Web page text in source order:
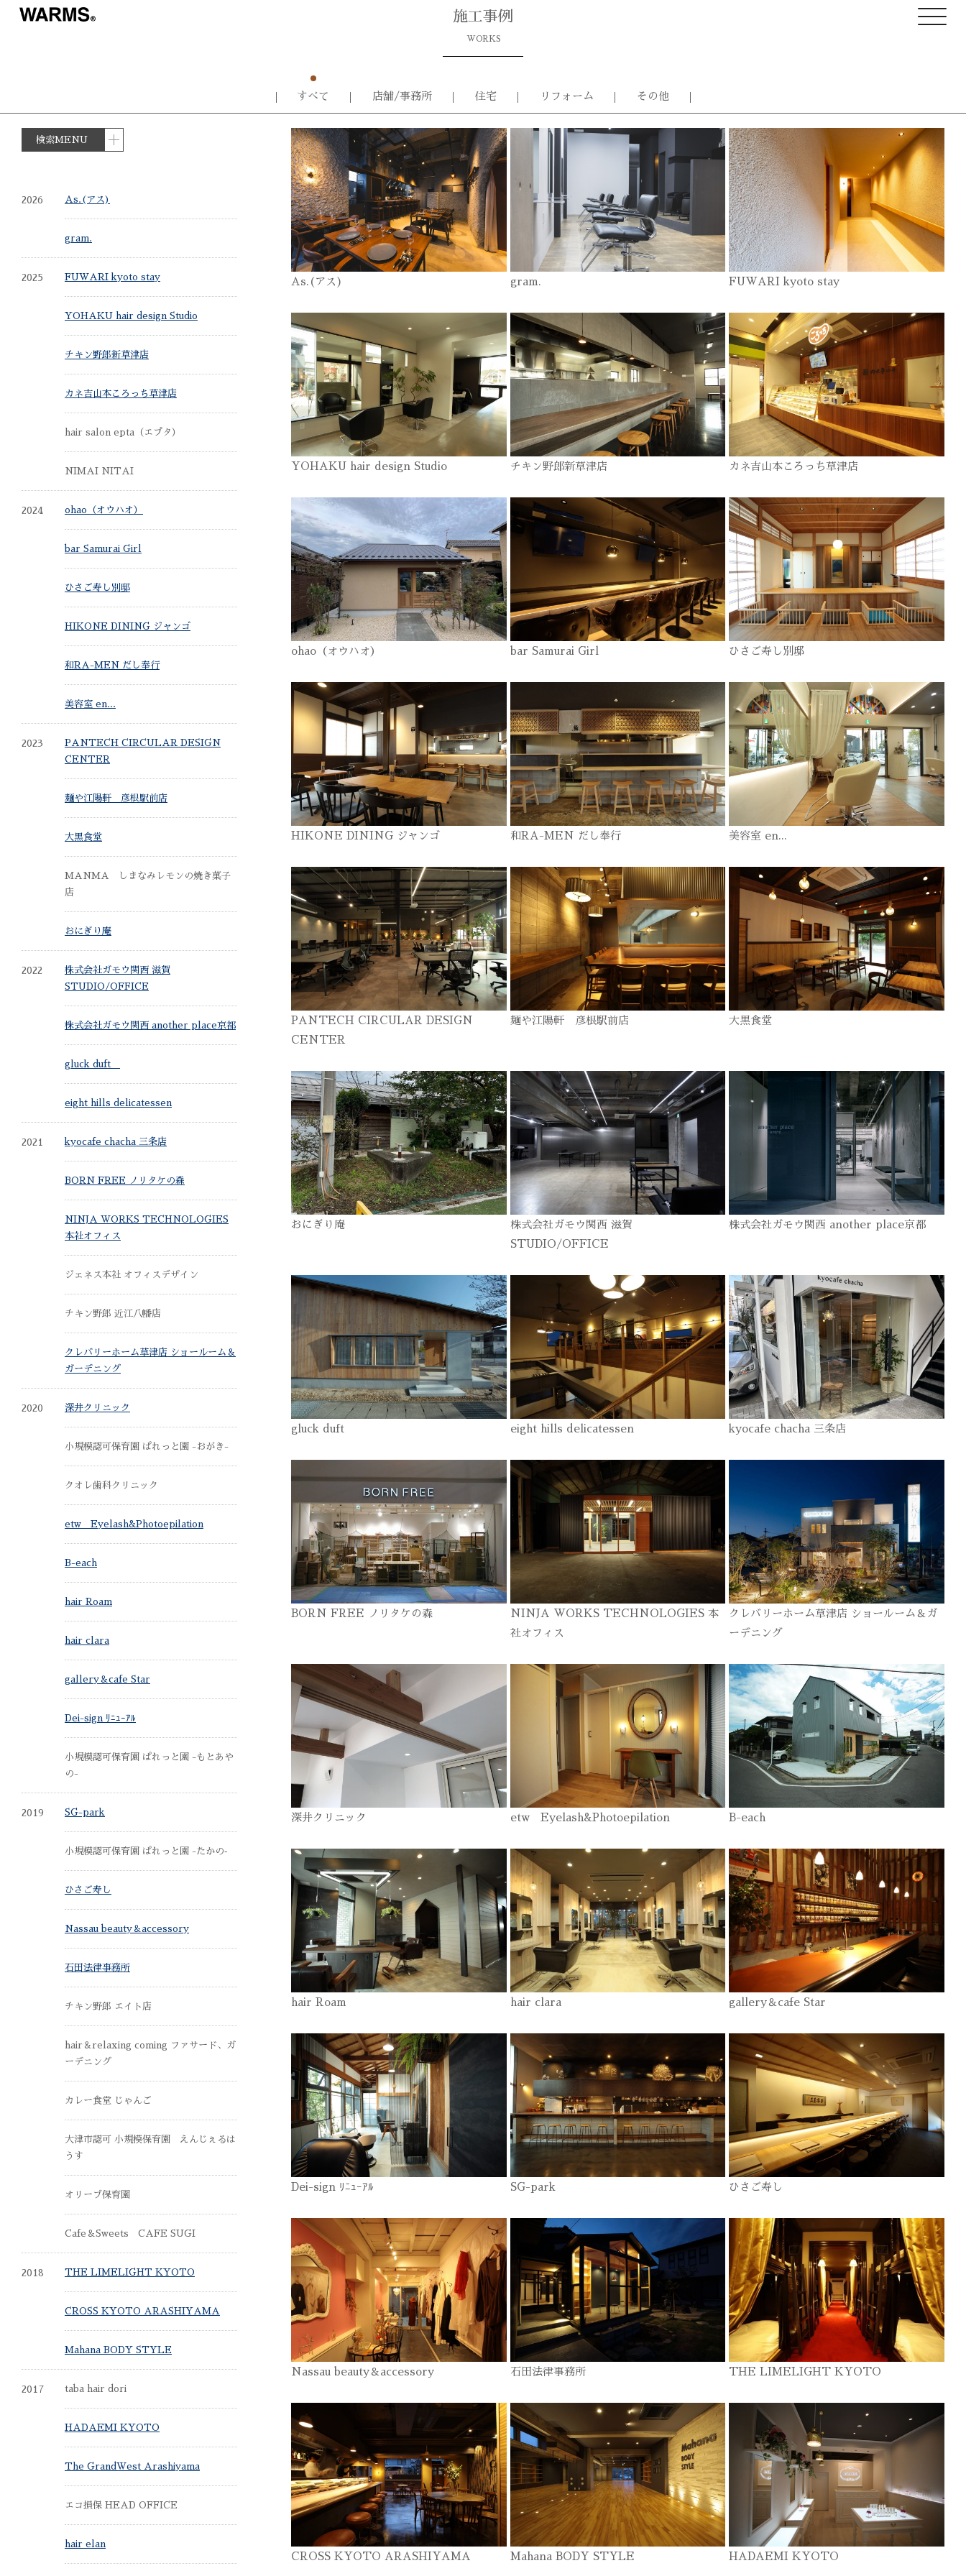
施工事例
WORKS
すべて 店舗/事務所 住宅 リフォーム その他
検索MENU
2026 As.(アス)
gram.
2025 FUWARI kyoto stay
YOHAKU hair design Studio
チキン野郎新草津店
カネ吉山本ころっち草津店
hair salon epta（エプタ）
NIMAI NITAI
2024 ohao（オウハオ）
bar Samurai Girl
ひさご寿し別邸
HIKONE DINING ジャンゴ
和RA-MEN だし奉行
美容室 en...
2023
PANTECH CIRCULAR DESIGN
CENTER
麺や江陽軒 彦根駅前店
大黒食堂
MANMA しまなみレモンの焼き菓子
店
おにぎり庵
2022
株式会社ガモウ関西 滋賀
STUDIO/OFFICE
株式会社ガモウ関西 another place京都
gluck duft
eight hills delicatessen
2021 kyocafe chacha 三条店
BORN FREE ノリタケの森
NINJA WORKS TECHNOLOGIES
本社オフィス
ジェネス本社 オフィスデザイン
チキン野郎 近江八幡店
クレバリーホーム草津店 ショールーム＆
ガーデニング
2020 深井クリニック
小規模認可保育園 ぱれっと園 -おがき-
クオレ歯科クリニック
etw Eyelash&Photoepilation
B-each
hair Roam
hair clara
gallery＆cafe Star
Dei-sign ﾘﾆｭｰｱﾙ
小規模認可保育園 ぱれっと園 -もとあや
の-
2019 SG-park
小規模認可保育園 ぱれっと園 -たかの‐
ひさご寿し
Nassau beauty＆accessory
石田法律事務所
チキン野郎 エイト店
hair＆relaxing coming ファサード、ガ
ーデニング
カレー食堂 じゃんご
大津市認可 小規模保育園 えんじぇるは
うす
オリーブ保育園
Cafe＆Sweets CAFE SUGI
2018 THE LIMELIGHT KYOTO
CROSS KYOTO ARASHIYAMA
Mahana BODY STYLE
2017 taba hair dori
HADAEMI KYOTO
The GrandWest Arashiyama
エコ損保 HEAD OFFICE
hair elan
As.(アス) gram. FUWARI kyoto stay
YOHAKU hair design Studio チキン野郎新草津店 カネ吉山本ころっち草津店
ohao（オウハオ） bar Samurai Girl ひさご寿し別邸
HIKONE DINING ジャンゴ 和RA-MEN だし奉行 美容室 en...
PANTECH CIRCULAR DESIGN
CENTER
麺や江陽軒 彦根駅前店 大黒食堂
おにぎり庵
株式会社ガモウ関西 滋賀
STUDIO/OFFICE
株式会社ガモウ関西 another place京都
gluck duft eight hills delicatessen kyocafe chacha 三条店
BORN FREE ノリタケの森
NINJA WORKS TECHNOLOGIES 本
社オフィス
クレバリーホーム草津店 ショールーム＆ガ
ーデニング
深井クリニック etw Eyelash&Photoepilation B-each
hair Roam hair clara gallery＆cafe Star
Dei-sign ﾘﾆｭｰｱﾙ SG-park ひさご寿し
Nassau beauty＆accessory 石田法律事務所 THE LIMELIGHT KYOTO
CROSS KYOTO ARASHIYAMA Mahana BODY STYLE HADAEMI KYOTO